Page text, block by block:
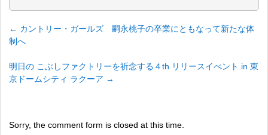
← カントリー・ガールズ 嗣永桃子の卒業にともなって新たな体
制へ
明日の こぶしファクトリーを祈念する４th リリースイべント in 東
京ドームシティ ラクーア →
Sorry, the comment form is closed at this time.